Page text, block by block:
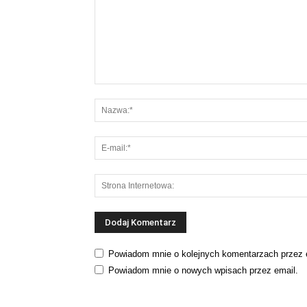
Powiadom mnie o kolejnych komentarzach przez
Powiadom mnie o nowych wpisach przez email.